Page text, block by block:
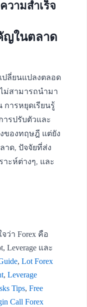
วามสำเร็จ
ญในตลาด
ปลี่ยนแปลงตลอด
ม่สามารถนำมา
ารหยุดเรียนรู้
ารปรับตัวและ
ของทฤษฎี แต่ยัง
าด, ปัจจัยที่ส่ง
าะห์ต่างๆ, และ
ว่า Forex คือ
Leverage และ
, Lot Forex
, Leverage
Tips, Free
Call Forex